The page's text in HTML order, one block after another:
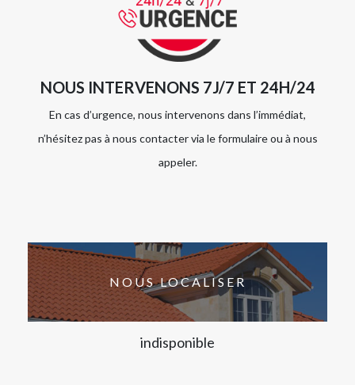
NOUS INTERVENONS 7J/7 ET 24H/24
En cas d’urgence, nous intervenons dans l’immédiat,
n’hésitez pas à nous contacter via le formulaire ou à nous
appeler.
NOUS LOCALISER
indisponible